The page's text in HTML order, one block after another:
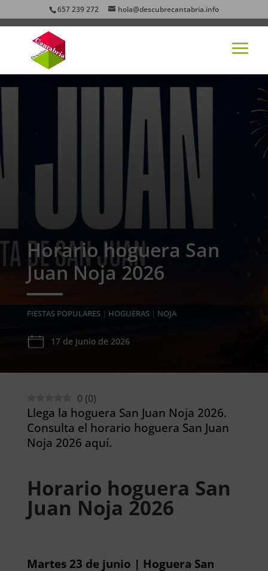
657 239 272 hola@descubrecantabria.info
Horario hoguera San
Juan Noja 2026
FIESTAS POPULARES| HOGUERAS| NOJA
17 de junio de 2026
0 (0)
Llega la hoguera San Juan Noja 2026.
Consulta el horario hoguera San Juan
Noja 2026 aquí.
Horario hoguera San
Juan Noja 2026
Martes 23 de junio | Hoguera San